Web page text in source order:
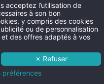
acceptez l’utilisation de
à son bon
y compris des cookies
ou de personnalisation
des offres adaptés à vos
✗ Refuser
préférences